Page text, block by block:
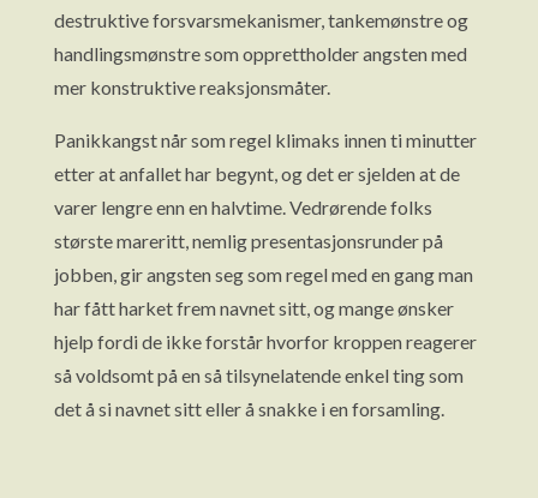
destruktive forsvarsmekanismer, tankemønstre og
handlingsmønstre som opprettholder angsten med
mer konstruktive reaksjonsmåter.
Panikkangst når som regel klimaks innen ti minutter
etter at anfallet har begynt, og det er sjelden at de
varer lengre enn en halvtime. Vedrørende folks
største mareritt, nemlig presentasjonsrunder på
jobben, gir angsten seg som regel med en gang man
har fått harket frem navnet sitt, og mange ønsker
hjelp fordi de ikke forstår hvorfor kroppen reagerer
så voldsomt på en så tilsynelatende enkel ting som
det å si navnet sitt eller å snakke i en forsamling.